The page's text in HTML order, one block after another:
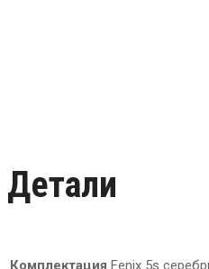
Детали
Комплектация Fenix 5s